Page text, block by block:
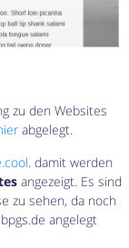
zu den Websites
abgelegt.
. damit werden
angezeigt. Es sind
zu sehen, da noch
angelegt